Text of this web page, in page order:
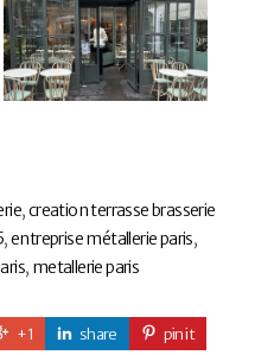
,creation terrasse brasserie
,entreprise métallerie paris,
, metallerie paris
+1 share
pin it